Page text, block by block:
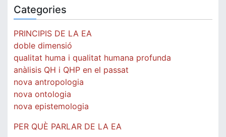
Categories
PRINCIPIS DE LA EA
doble dimensió
qualitat huma i qualitat humana profunda
anàlisis QH i QHP en el passat
nova antropologia
nova ontologia
nova epistemologia
PER QUÈ PARLAR DE LA EA